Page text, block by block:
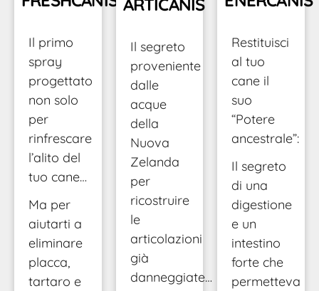
Il primo
spray
progettato
non solo
per
rinfrescare
l’alito del
tuo cane…
Ma per
aiutarti a
eliminare
placca,
tartaro e
Il segreto
proveniente
dalle
acque
della
Nuova
Zelanda
per
ricostruire
le
articolazioni
già
danneggiate…
Restituisci
al tuo
cane il
suo
“Potere
ancestrale”:
Il segreto
di una
digestione
e un
intestino
forte che
permetteva